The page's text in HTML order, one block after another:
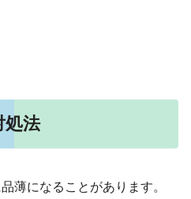
処法
薄になることがあります。